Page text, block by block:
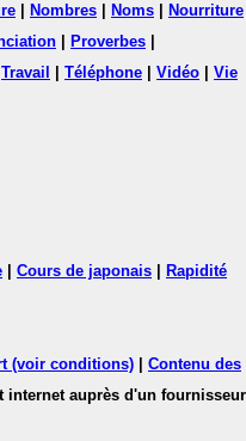
Nombres Noms
Nourriture
Proverbes
Travail Téléphone Vidéo
Vie
Cours de japonais
Rapidité
(voir conditions)
Contenu des
internet auprès d'un fournisseur